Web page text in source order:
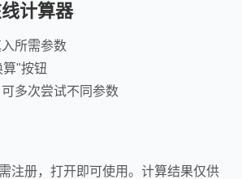
计算器
所需参数
算"按钮
多次尝试不同参数
注册，打开即可使用。计算结果仅供